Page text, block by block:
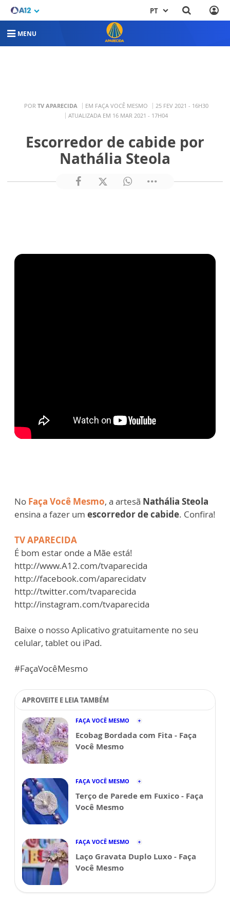
PT
MENU
POR TV APARECIDA EM FAÇA VOCÊ MESMO
25 FEV 2021 - 16H30
ATUALIZADA EM 16 MAR 2021 - 17H04
Escorredor de cabide por
Nathália Steola
No Faça Você Mesmo, a artesã Nathália Steola
ensina a fazer um escorredor de cabide. Confira!
TV APARECIDA
É bom estar onde a Mãe está!
http://www.A12.com/tvaparecida
http://facebook.com/aparecidatv
http://twitter.com/tvaparecida
http://instagram.com/tvaparecida
Baixe o nosso Aplicativo gratuitamente no seu
celular, tablet ou iPad.
#FaçaVocêMesmo
APROVEITE E LEIA TAMBÉM
FAÇA VOCÊ MESMO
Ecobag Bordada com Fita - Faça
Você Mesmo
FAÇA VOCÊ MESMO
Terço de Parede em Fuxico - Faça
Você Mesmo
FAÇA VOCÊ MESMO
Laço Gravata Duplo Luxo - Faça
Você Mesmo